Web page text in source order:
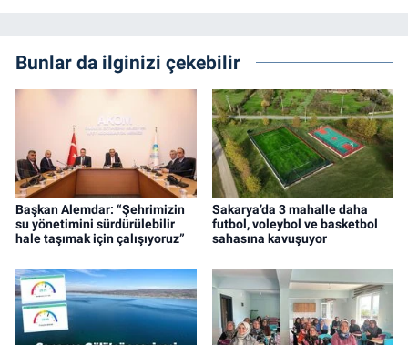
Bunlar da ilginizi çekebilir
Başkan Alemdar: “Şehrimizin
su yönetimini sürdürülebilir
hale taşımak için çalışıyoruz”
Sakarya’da 3 mahalle daha
futbol, voleybol ve basketbol
sahasına kavuşuyor